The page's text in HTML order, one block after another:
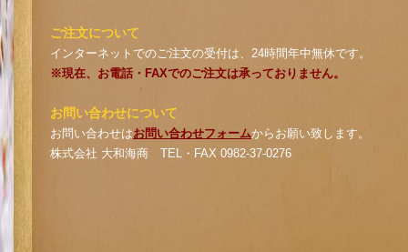
ご注文について
インターネットでのご注文の受付は、24時間年中無休です。
※現在、お電話・FAXでのご注文は承っておりません。
お問い合わせについて
お問い合わせはお問い合わせフォームからお願い致します。
株式会社 大和海商 TEL・FAX 0982-37-0276